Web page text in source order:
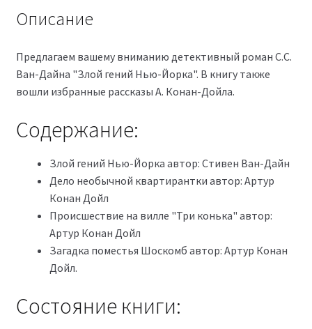
Описание
Предлагаем вашему вниманию детективный роман С.С.
Ван-Дайна "Злой гений Нью-Йорка". В книгу также
вошли избранные рассказы А. Конан-Дойла.
Содержание:
Злой гений Нью-Йорка автор: Стивен Ван-Дайн
Дело необычной квартирантки автор: Артур
Конан Дойл
Происшествие на вилле "Три конька" автор:
Артур Конан Дойл
Загадка поместья Шоскомб автор: Артур Конан
Дойл.
Состояние книги: